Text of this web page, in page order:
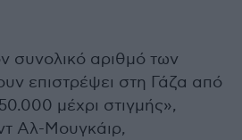
συνολικό αριθμό των
επιστρέψει στη Γάζα από
μέχρι στιγμής»,
Αλ-Μουγκάιρ,